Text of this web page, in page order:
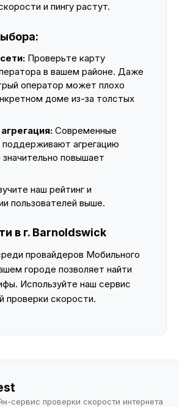
и пингу растут.
Проверьте карту
в вашем районе. Даже
оператор может плохо
доме из-за толстых
Современные
агрегацию
повышает
наш рейтинг и
пользователей выше.
в г. Barnoldswick
провайдеров Мобильного
городе позволяет найти
Используйте наш сервис
проверки скорости.
сервис проверки скорости интернета